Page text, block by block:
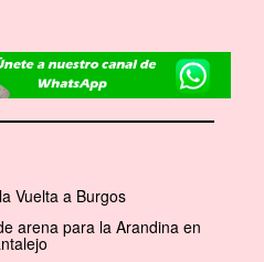
Vuelta a Burgos
arena para la Arandina en